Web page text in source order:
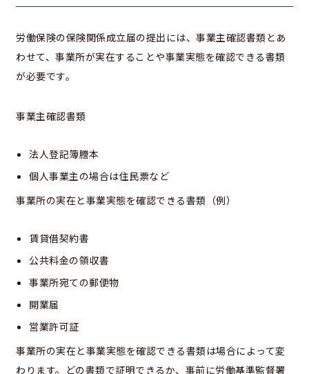
労働保険の保険関係成立届の提出には、事業主確認書類とあ
わせて、事業所が実在することや事業実態を確認できる書類
が必要です。
事業主確認書類
法人登記簿謄本
個人事業主の場合は住民票など
事業所の実在と事業実態を確認できる書類（例）
賃貸借契約書
公共料金の領収書
事業所宛ての郵便物
開業届
営業許可証
事業所の実在と事業実態を確認できる書類は場合によって変
わります。どの書類で証明できるか、事前に労働基準監督署